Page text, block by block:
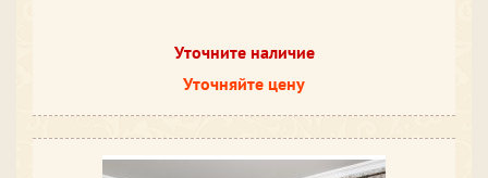
Уточните наличие
Уточняйте цену